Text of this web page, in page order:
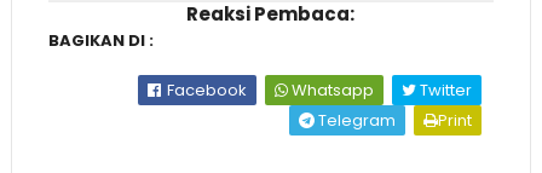
Reaksi Pembaca:
BAGIKAN DI :
Facebook Whatsapp
Twitter
Telegram
Print